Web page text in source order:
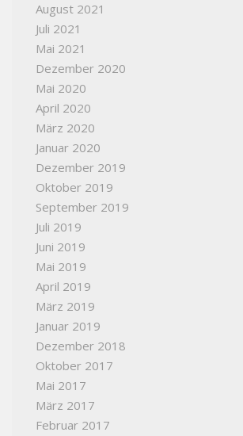
August 2021
Juli 2021
Mai 2021
Dezember 2020
Mai 2020
April 2020
März 2020
Januar 2020
Dezember 2019
Oktober 2019
September 2019
Juli 2019
Juni 2019
Mai 2019
April 2019
März 2019
Januar 2019
Dezember 2018
Oktober 2017
Mai 2017
März 2017
Februar 2017